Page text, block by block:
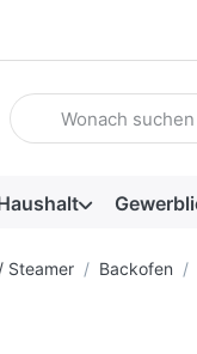
Geben Sie einen
Steamer Backofen